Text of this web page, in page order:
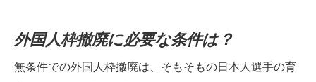
外国人枠撤廃に必要な条件は？
無条件での外国人枠撤廃は、そもそもの日本人選手の育